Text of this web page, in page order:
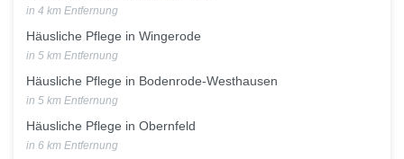
in 4 km Entfernung
Häusliche Pflege in Wingerode
in 5 km Entfernung
Häusliche Pflege in Bodenrode-Westhausen
in 5 km Entfernung
Häusliche Pflege in Obernfeld
in 6 km Entfernung